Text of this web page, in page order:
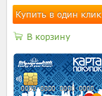
Купить в один клик
В корзину